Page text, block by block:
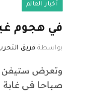
أخبار العالم
في هجوم
بواسطة فريق
صباحا في